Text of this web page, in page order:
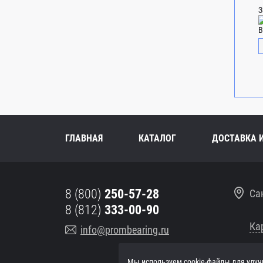
ГЛАВНАЯ КАТАЛОГ ДОСТАВКА
8 (800) 250-57-28
8 (812) 333-00-90
info@prombearing.ru